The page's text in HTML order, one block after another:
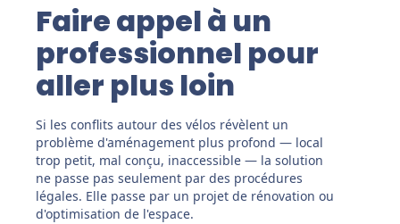
Faire appel à un
professionnel pour
aller plus loin
Si les conflits autour des vélos révèlent un
problème d'aménagement plus profond — local
trop petit, mal conçu, inaccessible — la solution
ne passe pas seulement par des procédures
légales. Elle passe par un projet de rénovation ou
d'optimisation de l'espace.